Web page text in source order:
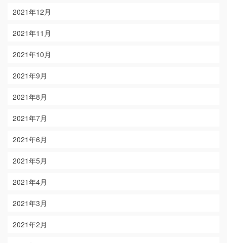
2021年12月
2021年11月
2021年10月
2021年9月
2021年8月
2021年7月
2021年6月
2021年5月
2021年4月
2021年3月
2021年2月